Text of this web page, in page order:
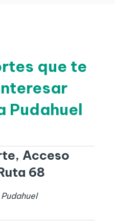
que te
Pudahuel
Acceso
68
Pudahuel